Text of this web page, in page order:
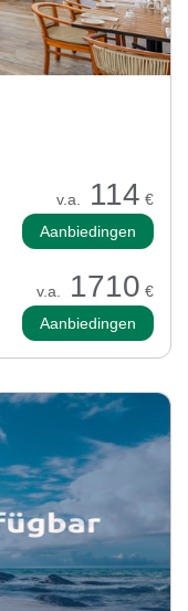
v.a. 114 €
Aanbiedingen
v.a. 1710 €
Aanbiedingen